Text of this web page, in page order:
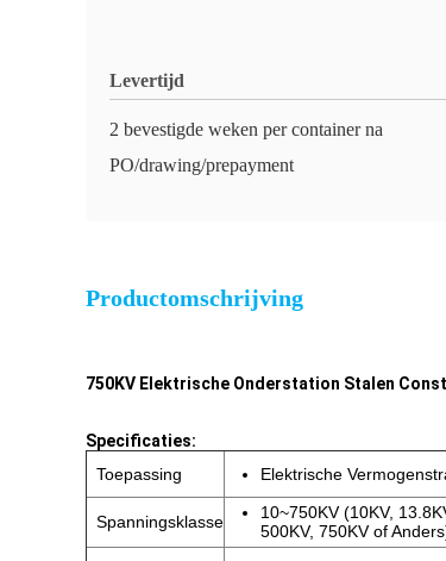
Levertijd
2 bevestigde weken per container na
PO/drawing/prepayment
Productomschrijving
750KV Elektrische Onderstation Stalen
Specificaties:
Toepassing
Elektrische
Spanningsklasse
10~750KV (10KV,
500KV, 750KV of